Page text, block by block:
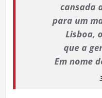
cansada
para um
Lisboa,
que a
Em nome